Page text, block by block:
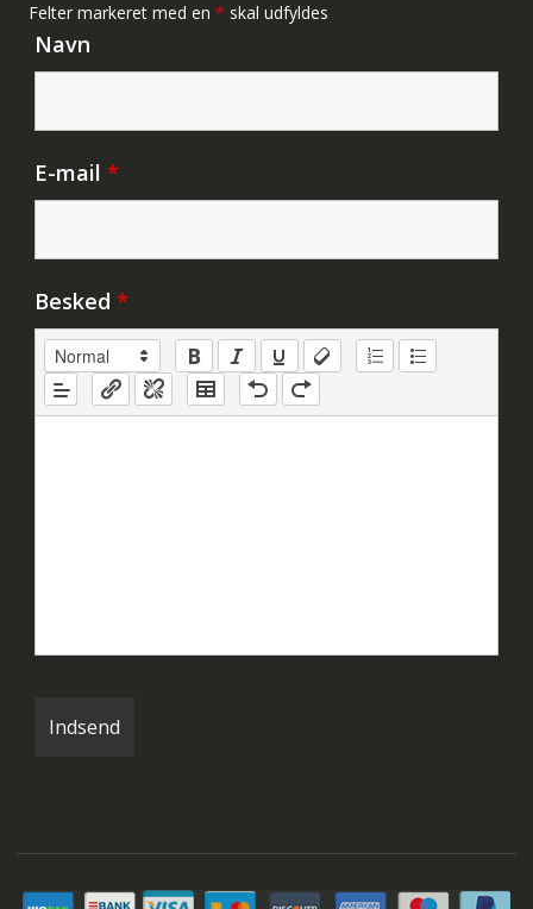
Felter markeret med en * skal udfyldes
Navn
E-mail *
Besked *